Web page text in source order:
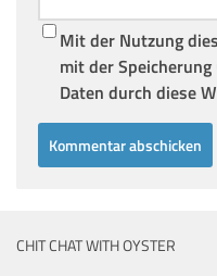
Mit der Nutzung
mit der
Daten durch diese
CHIT CHAT WITH OYSTER